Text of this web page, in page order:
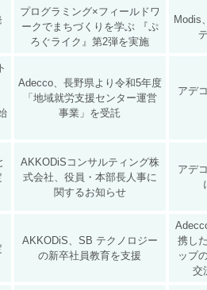
プログラミング×フィールドワ
ークでまちづくりを学ぶ 『ぷ
ろぐライク』第2弾を実施
Modis
Adecco、長野県より令和5年度
「地域就労支援センター運営
事業」を受託
アデ
AKKODiSコンサルティング株
式会社、役員・本部長人事に
関するお知らせ
アデ
AKKODiS、SB テクノロジー
の新卒社員教育を支援
携し
ップ
交